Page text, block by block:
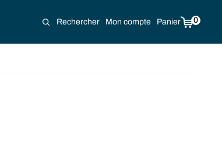
Rechercher Mon compte Panier 0